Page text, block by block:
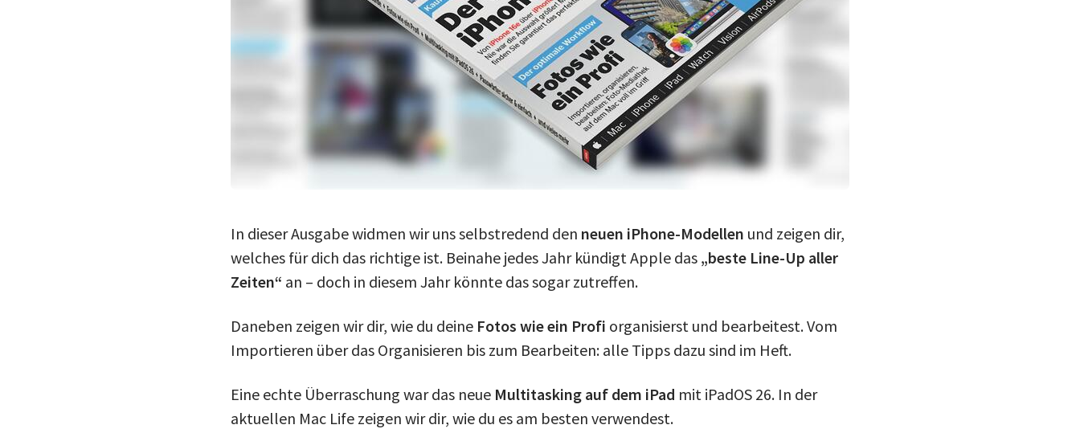
In dieser Ausgabe widmen wir uns selbstredend den neuen iPhone-Modellen und zeigen dir,
welches für dich das richtige ist. Beinahe jedes Jahr kündigt Apple das „beste Line-Up aller
Zeiten“ an – doch in diesem Jahr könnte das sogar zutreffen.
Daneben zeigen wir dir, wie du deine Fotos wie ein Profi organisierst und bearbeitest. Vom
Importieren über das Organisieren bis zum Bearbeiten: alle Tipps dazu sind im Heft.
Eine echte Überraschung war das neue Multitasking auf dem iPad mit iPadOS 26. In der
aktuellen Mac Life zeigen wir dir, wie du es am besten verwendest.